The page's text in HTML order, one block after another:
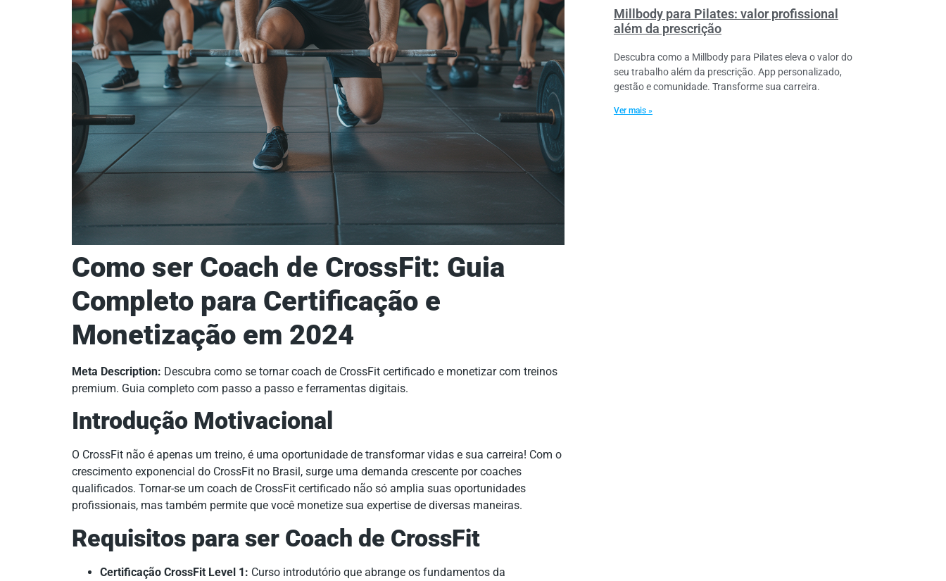
Como ser Coach de CrossFit: Guia
Completo para Certificação e
Monetização em 2024
Meta Description: Descubra como se tornar coach de CrossFit certificado e monetizar com treinos
premium. Guia completo com passo a passo e ferramentas digitais.
Introdução Motivacional
O CrossFit não é apenas um treino, é uma oportunidade de transformar vidas e sua carreira! Com o
crescimento exponencial do CrossFit no Brasil, surge uma demanda crescente por coaches
qualificados. Tornar-se um coach de CrossFit certificado não só amplia suas oportunidades
profissionais, mas também permite que você monetize sua expertise de diversas maneiras.
Requisitos para ser Coach de CrossFit
Certificação CrossFit Level 1: Curso introdutório que abrange os fundamentos da
Millbody para Pilates: valor profissional
além da prescrição
Descubra como a Millbody para Pilates eleva o valor do
seu trabalho além da prescrição. App personalizado,
gestão e comunidade. Transforme sua carreira.
Ver mais »